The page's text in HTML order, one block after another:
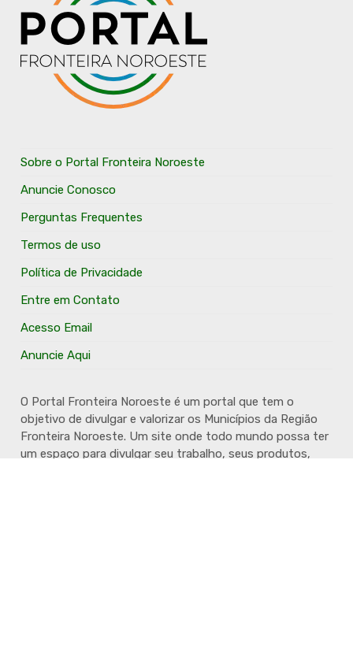
Sobre o Portal Fronteira Noroeste
Anuncie Conosco
Perguntas Frequentes
Termos de uso
Política de Privacidade
Entre em Contato
Acesso Email
Anuncie Aqui
O Portal Fronteira Noroeste é um portal que tem o
objetivo de divulgar e valorizar os Municípios da Região
Fronteira Noroeste. Um site onde todo mundo possa ter
um espaço para divulgar seu trabalho, seus produtos,